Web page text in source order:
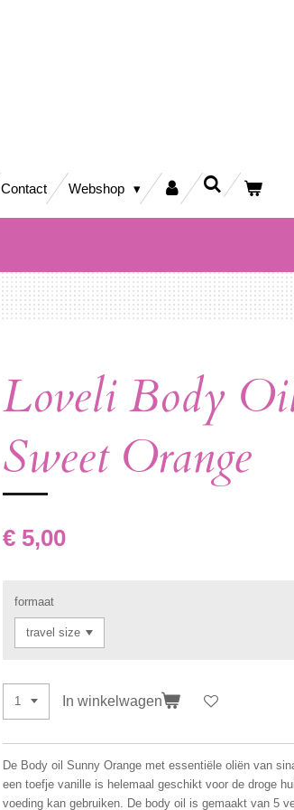
Contact Webshop
Loveli Body
Sweet Orange
€ 5,00
formaat
In winkelwagen
De Body oil Sunny Orange met essentiële oliën van
een toefje vanille is helemaal geschikt voor de droge
voeding kan gebruiken. De body oil is gemaakt van 5